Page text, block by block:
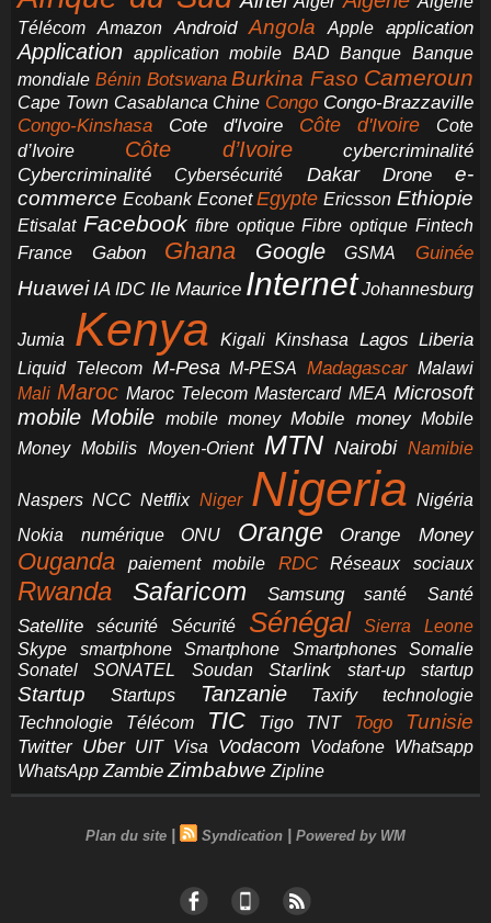
Télécom
Amazon Android Angola Apple application
Application application mobile BAD Banque Banque
mondiale Bénin Botswana Burkina Faso Cameroun
Cape Town Casablanca Chine Congo Congo-Brazzaville
Congo-Kinshasa Cote d'Ivoire Côte d'Ivoire
Cote
d’Ivoire
Côte d’Ivoire
cybercriminalité
Cybercriminalité
Cybersécurité Dakar Drone
e-
commerce Ecobank Econet Egypte Ericsson Ethiopie
Etisalat Facebook fibre optique Fibre optique Fintech
France
Gabon Ghana Google GSMA Guinée
Huawei IA IDC Ile Maurice Internet Johannesburg
Jumia Kenya Kigali Kinshasa Lagos Liberia
Liquid Telecom M-Pesa M-PESA Madagascar Malawi
Mali Maroc Maroc Telecom Mastercard MEA Microsoft
mobile Mobile mobile money Mobile money Mobile
Money Mobilis Moyen-Orient MTN Nairobi Namibie
Naspers NCC Netflix Niger Nigeria Nigéria
Nokia
numérique ONU Orange Orange Money
Ouganda paiement mobile RDC Réseaux sociaux
Rwanda Safaricom Samsung santé Santé
Satellite sécurité Sécurité Sénégal
Sierra Leone
Skype
smartphone Smartphone Smartphones
Somalie
Sonatel
SONATEL Soudan Starlink start-up startup
Startup Startups Tanzanie Taxify
technologie
Technologie
Télécom TIC Tigo TNT Togo Tunisie
Twitter Uber UIT Visa Vodacom Vodafone Whatsapp
WhatsApp Zambie Zimbabwe Zipline
Plan du site | Syndication | Powered by WM